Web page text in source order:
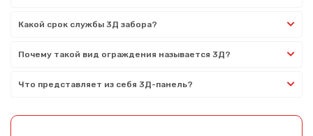
Какой срок службы 3Д забора?
Почему такой вид ограждения называется 3Д?
Что представляет из себя 3Д-панель?